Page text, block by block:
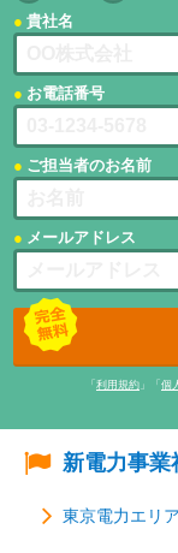
貴社名
お電話番号
ご担当者のお名前
メールアドレス
「 利用規約 」「 個
新電力事業
東京電力エリア